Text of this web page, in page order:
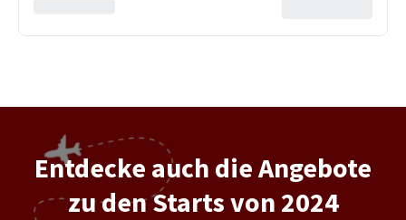
Entdecke auch die Angebote
zu den Starts von 2024